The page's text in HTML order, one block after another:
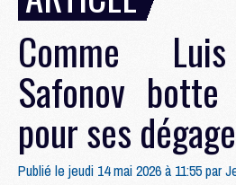
Comme
Safonov
pour ses
Publié le jeudi 14 mai 2026 à 11:55 par